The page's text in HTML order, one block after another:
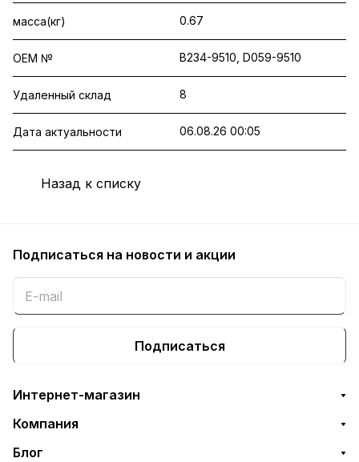
масса(кг) 0.67
OEM № B234-9510, D059-9510
Удаленный склад 8
Дата актуальности 06.08.26 00:05
Назад к списку
Подписаться на новости и акции
Подписаться
Интернет-магазин
Компания
Блог